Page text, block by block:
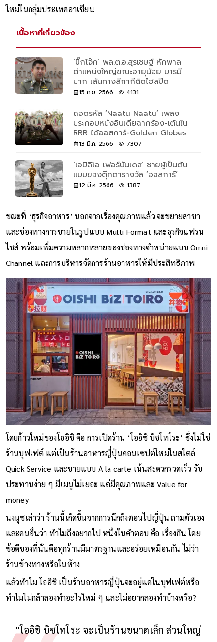
ใหม่ในกลุ่มประเทศอาเซียน
เนื้อหาที่เกี่ยวข้อง
‘บิ๊กโจ๊ก’ พล.ต.อ.สุรเชษฐ์ หักพาล
ตำแหน่งใหญ่ขณะอายุน้อย บารมี
มาก เส้นทางสีกากีติดไฮสปีด
15 ก.ย. 2566 4131
ถอดรหัส ‘Naatu Naatu’ เพลง
ประกอบหนังอินเดียฉากร้อง-เต้นใน
RRR ได้ออสการ์-Golden Globes
13 มี.ค. 2566 7307
‘เอมิลิโอ เฟอร์นันเดส’ ชายผู้เป็นต้น
แบบของตุ๊กตารางวัล ‘ออสการ์’
12 มี.ค. 2566 1387
ขณะที่ ‘ธุรกิจอาหาร’ นอกจากเรื่องคุณภาพแล้ว จะขยายสาขา
และช่องทางการขายในรูปแบบ Multi Format และธุรกิจแฟรน
ไชส์ พร้อมเพิ่มความหลากหลายของช่องทางจำหน่ายแบบ Omni
Channel และการบริหารจัดการร้านอาหารให้มีประสิทธิภาพ
โดยก้าวใหม่ของโออิชิ คือ การเปิดร้าน ‘โออิชิ บิซโทโระ’ ซึ่งไม่ใช่
ร้านบุฟเฟต์ แต่เป็นร้านอาหารญี่ปุ่นคอนเซปต์ใหม่ในสไตล์
Quick Service และขายแบบ A la carte เน้นสะดวกรวดเร็ว รับ
ประทานง่าย ๆ มีเมนูไม่เยอะ แต่มีคุณภาพและ Value for
money
นงนุชเล่าว่า ร้านนี้เกิดขึ้นจากการนึกถึงตอนไปญี่ปุ่น ถามตัวเอง
และคนอื่นว่า ทำไมถึงอยากไป หนึ่งในคำตอบ คือ เรื่องกิน โดย
ข้อดีของที่นั่นคือทุกร้านมีมาตรฐานและอร่อยเหมือนกัน ไม่ว่า
ร้านข้างทางหรือในห้าง
แล้วทำไม โออิชิ เป็นร้านอาหารญี่ปุ่นจะอยู่แค่ในบุฟเฟต์หรือ
ทำไมไม่กล้าลองทำอะไรใหม่ ๆ และไม่อยากลองทำบ้างหรือ?
"โออิชิ บิซโทโระ จะเป็นร้านขนาดเล็ก ส่วนใหญ่